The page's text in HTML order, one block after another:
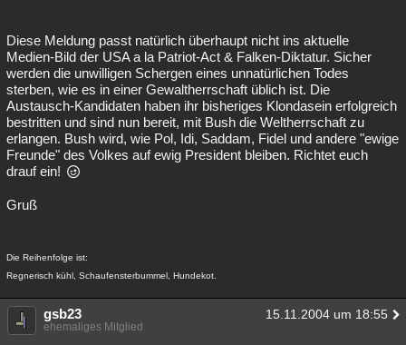
Diese Meldung passt natürlich überhaupt nicht ins aktuelle
Medien-Bild der USA a la Patriot-Act & Falken-Diktatur. Sicher
werden die unwilligen Schergen eines unnatürlichen Todes
sterben, wie es in einer Gewaltherrschaft üblich ist. Die
Austausch-Kandidaten haben ihr bisheriges Klondasein erfolgreich
bestritten und sind nun bereit, mit Bush die Weltherrschaft zu
erlangen. Bush wird, wie Pol, Idi, Saddam, Fidel und andere "ewige
Freunde" des Volkes auf ewig President bleiben. Richtet euch
drauf ein!
Gruß
Die Reihenfolge ist:
Regnerisch kühl, Schaufensterbummel, Hundekot.
gsb23 15.11.2004 um 18:55
ehemaliges Mitglied